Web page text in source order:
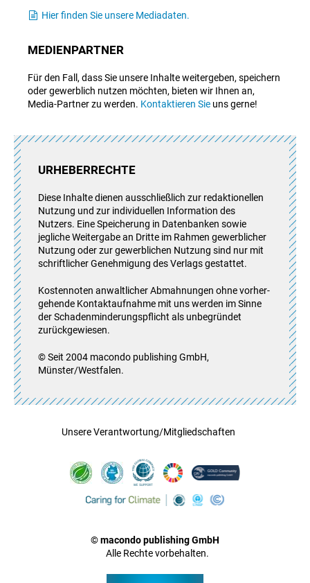
Hier finden Sie unsere Mediadaten.
MEDIENPARTNER
Für den Fall, dass Sie unsere Inhalte weitergeben, speichern
oder gewerblich nutzen möchten, bieten wir Ihnen an,
Media-Partner zu werden. Kontaktieren Sie uns gerne!
URHEBERRECHTE
Diese Inhalte dienen ausschließlich zur redaktionellen
Nutzung und zur individuellen Information des
Nutzers. Eine Speicherung in Datenbanken sowie
jegliche Weitergabe an Dritte im Rahmen gewerblicher
Nutzung oder zur gewerblichen Nutzung sind nur mit
schriftlicher Genehmigung des Verlags gestattet.
Kos­ten­no­ten anwalt­li­cher Abmah­nun­gen ohne vor­her­
ge­hende Kon­takt­auf­nahme mit uns werden im Sinne
der Scha­den­min­de­rungs­pflicht als unbe­grün­det
zurück­ge­wie­sen.
© Seit 2004 macondo publishing GmbH,
Münster/Westfalen.
Unsere Verantwortung/Mitgliedschaften
© macondo publishing GmbH
Alle Rechte vorbehalten.